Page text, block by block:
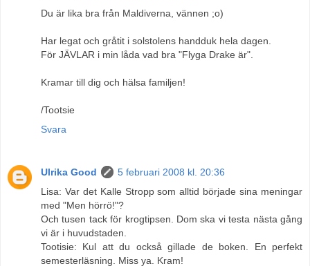
Du är lika bra från Maldiverna, vännen ;o)
Har legat och gråtit i solstolens handduk hela dagen.
För JÄVLAR i min låda vad bra "Flyga Drake är".
Kramar till dig och hälsa familjen!
/Tootsie
Svara
Ulrika Good
5 februari 2008 kl. 20:36
Lisa: Var det Kalle Stropp som alltid började sina meningar
med "Men hörrö!"?
Och tusen tack för krogtipsen. Dom ska vi testa nästa gång
vi är i huvudstaden.
Tootisie: Kul att du också gillade de boken. En perfekt
semesterläsning. Miss ya. Kram!